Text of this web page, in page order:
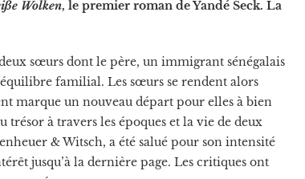
Wolken, le premier roman de Yandé Seck. La
sœurs dont le père, un immigrant sénégalais
familial. Les sœurs se rendent alors
marque un nouveau départ pour elles à bien
trésor à travers les époques et la vie de deux
& Witsch, a été salué pour son intensité
jusqu’à la dernière page. Les critiques ont